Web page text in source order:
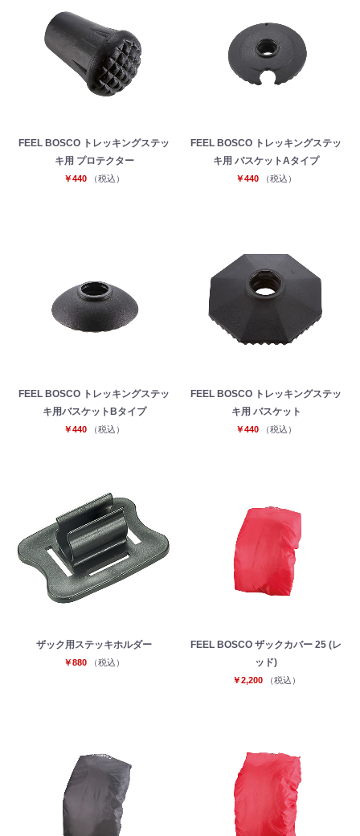
FEEL BOSCO トレッキングステッ
キ用 プロテクター
￥440 （税込）
FEEL BOSCO トレッキングステッ
キ用 バスケットAタイプ
￥440 （税込）
FEEL BOSCO トレッキングステッ
キ用バスケットBタイプ
￥440 （税込）
FEEL BOSCO トレッキングステッ
キ用 バスケット
￥440 （税込）
ザック用ステッキホルダー
￥880 （税込）
FEEL BOSCO ザックカバー 25 (レ
ッド)
￥2,200 （税込）